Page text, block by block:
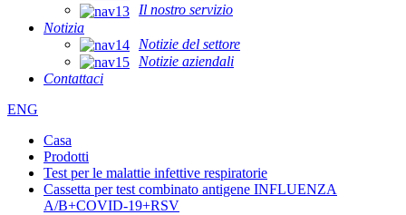
Il nostro servizio
Notizia
Notizie del settore
Notizie aziendali
Contattaci
ENG
Casa
Prodotti
Test per le malattie infettive respiratorie
Cassetta per test combinato antigene INFLUENZA
A/B+COVID-19+RSV